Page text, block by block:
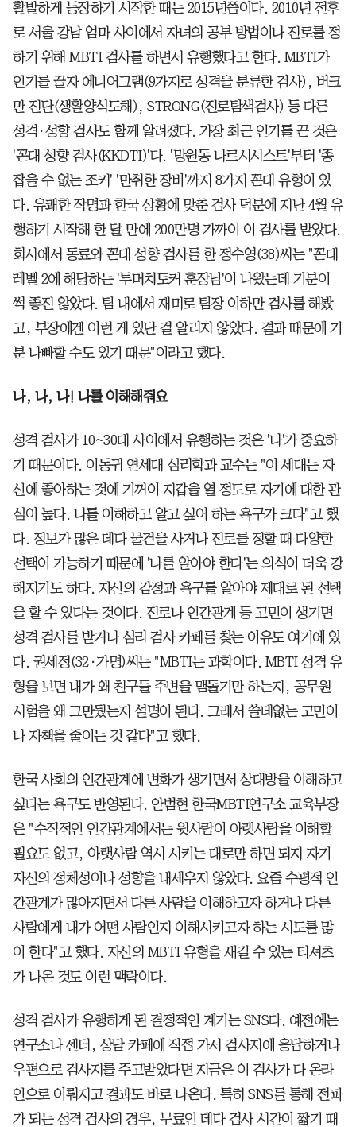
활발하게 등장하기 시작한 때는 2015년쯤이다. 2010년 전후
로 서울 강남 엄마 사이에서 자녀의 공부 방법이나 진로를 정
하기 위해 MBTI 검사를 하면서 유행했다고 한다. MBTI가
인기를 끌자 에니어그램(9가지로 성격을 분류한 검사), 버크
만 진단(생활양식도해), STRONG(진로탐색검사) 등 다른
성격·성향 검사도 함께 알려졌다. 가장 최근 인기를 끈 것은
'꼰대 성향 검사(KKDTI)'다. '망원동 나르시시스트'부터 '종
잡을 수 없는 조커' '만취한 장비'까지 8가지 꼰대 유형이 있
다. 유쾌한 작명과 한국 상황에 맞춘 검사 덕분에 지난 4월 유
행하기 시작해 한 달 만에 200만명 가까이 이 검사를 받았다.
회사에서 동료와 꼰대 성향 검사를 한 정수영(38)씨는 "꼰대
레벨 2에 해당하는 '투머치토커 훈장님'이 나왔는데 기분이
썩 좋진 않았다. 팀 내에서 재미로 팀장 이하만 검사를 해봤
고, 부장에겐 이런 게 있단 걸 알리지 않았다. 결과 때문에 기
분 나빠할 수도 있기 때문"이라고 했다.
나, 나, 나! 나를 이해해줘요
성격 검사가 10~30대 사이에서 유행하는 것은 '나'가 중요하
기 때문이다. 이동귀 연세대 심리학과 교수는 "이 세대는 자
신에 좋아하는 것에 기꺼이 지갑을 열 정도로 자기에 대한 관
심이 높다. 나를 이해하고 알고 싶어 하는 욕구가 크다"고 했
다. 정보가 많은 데다 물건을 사거나 진로를 정할 때 다양한
선택이 가능하기 때문에 '나를 알아야 한다'는 의식이 더욱 강
해지기도 하다. 자신의 감정과 욕구를 알아야 제대로 된 선택
을 할 수 있다는 것이다. 진로나 인간관계 등 고민이 생기면
성격 검사를 받거나 심리 검사 카페를 찾는 이유도 여기에 있
다. 권세정(32·가명)씨는 "MBTI는 과학이다. MBTI 성격 유
형을 보면 내가 왜 친구들 주변을 맴돌기만 하는지, 공무원
시험을 왜 그만뒀는지 설명이 된다. 그래서 쓸데없는 고민이
나 자책을 줄이는 것 같다"고 했다.
한국 사회의 인간관계에 변화가 생기면서 상대방을 이해하고
싶다는 욕구도 반영된다. 안범현 한국MBTI연구소 교육부장
은 "수직적인 인간관계에서는 윗사람이 아랫사람을 이해할
필요도 없고, 아랫사람 역시 시키는 대로만 하면 되지 자기
자신의 정체성이나 성향을 내세우지 않았다. 요즘 수평적 인
간관계가 많아지면서 다른 사람을 이해하고자 하거나 다른
사람에게 내가 어떤 사람인지 이해시키고자 하는 시도를 많
이 한다"고 했다. 자신의 MBTI 유형을 새길 수 있는 티셔츠
가 나온 것도 이런 맥락이다.
성격 검사가 유행하게 된 결정적인 계기는 SNS다. 예전에는
연구소나 센터, 상담 카페에 직접 가서 검사지에 응답하거나
우편으로 검사지를 주고받았다면 지금은 이 검사가 다 온라
인으로 이뤄지고 결과도 바로 나온다. 특히 SNS를 통해 전파
가 되는 성격 검사의 경우, 무료인 데다 검사 시간이 짧기 때